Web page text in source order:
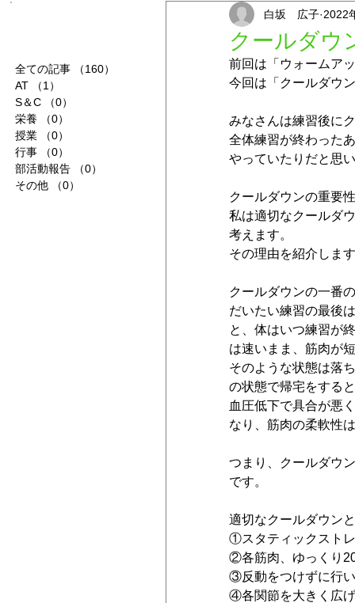
全ての記事 （160）
AT
（1）
S＆C
（0）
栄養
（0）
授業
（0）
行事
（0）
部活動報告
（0）
その他
（0）
クールダウ
白坂 広子 2022
前回は「ウォームア
今回は「クールダウ
みなさんは練習後に
全体練習が終わった
やっていたりだと思
クールダウンの重要
私は適切なクールダ
考えます。
その理由を紹介しま
クールダウンの一番
だいたい練習の最後
と、体はいつ練習が
は速いまま、筋肉が
そのような状態は落
の状態で帰宅をする
血圧低下で具合が悪
なり、筋肉の柔軟性
つまり、クールダウ
です。
適切なクールダウン
①スタティックスト
②各筋肉、ゆっくり
③反動をつけずに行
④各関節を大きく広